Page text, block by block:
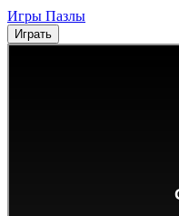
Игры Пазлы
Играть